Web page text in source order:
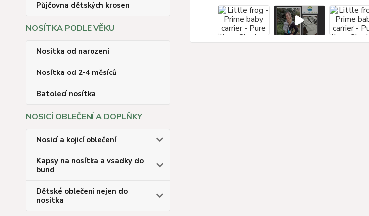
Půjčovna dětských krosen
NOSÍTKA PODLE VĚKU
Nosítka od narození
Nosítka od 2-4 měsíců
Batolecí nosítka
NOSICÍ OBLEČENÍ A DOPLŇKY
Nosicí a kojicí oblečení
Kapsy na nosítka a vsadky do
bund
Dětské oblečení nejen do
nosítka